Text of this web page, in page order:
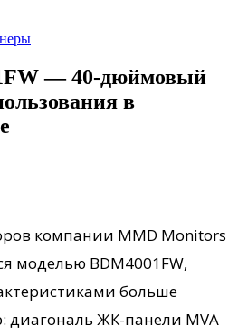
— 40-дюймовый
в
компании MMD Monitors
моделью BDM4001FW,
больше
диагональ ЖК-панели MVA